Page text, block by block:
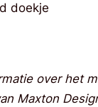
doekje
over het
Maxton